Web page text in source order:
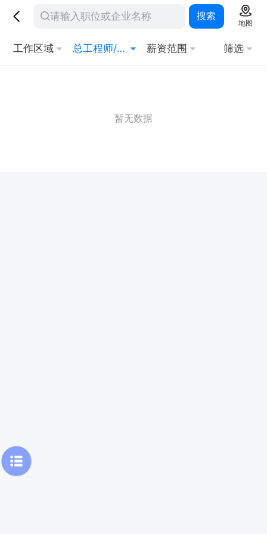
搜索
地图
工作区域 总工程师/副总工程师 薪资范围 筛选
暂无数据